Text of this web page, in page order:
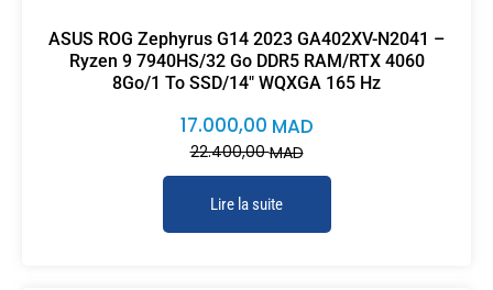
ASUS ROG Zephyrus G14 2023 GA402XV-N2041 –
Ryzen 9 7940HS/32 Go DDR5 RAM/RTX 4060
8Go/1 To SSD/14″ WQXGA 165 Hz
22.400,00MAD
17.000,00 MAD
Lire la suite